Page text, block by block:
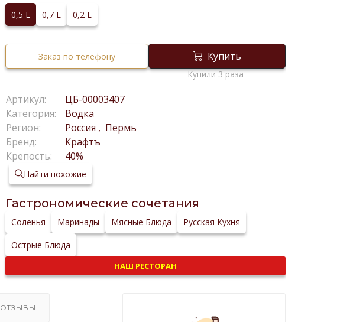
0,5 L 0,7 L 0,2 L
Заказ по телефону Купить
Купили 3 раза
Артикул:
ЦБ-00003407
Категория:
Водка
Регион:
Россия , Пермь
Бренд:
Крафтъ
Крепость:
40%
Найти похожие
Гастрономические сочетания
Соленья Маринады Мясные Блюда Русская Кухня
Острые Блюда
НАШ РЕСТОРАН
ОТЗЫВЫ